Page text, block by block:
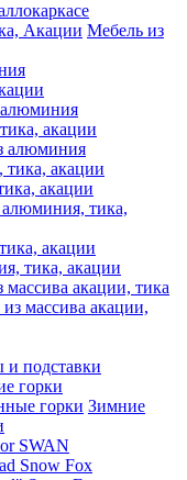
Мебель из
акации
алюминия
акации
акации
тика,
акации
тика, акации
акации, тика
массива акации,
и подставки
горки
Зимние
SWAN
Snow Fox